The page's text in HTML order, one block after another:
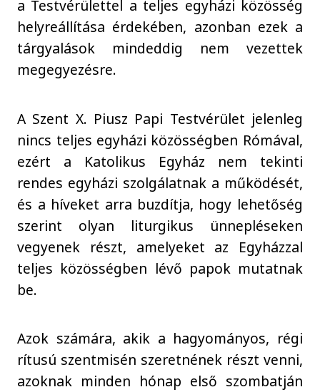
a Testvérülettel a teljes egyházi közösség
helyreállítása érdekében, azonban ezek a
tárgyalások mindeddig nem vezettek
megegyezésre.
A Szent X. Piusz Papi Testvérület jelenleg
nincs teljes egyházi közösségben Rómával,
ezért a Katolikus Egyház nem tekinti
rendes egyházi szolgálatnak a működését,
és a híveket arra buzdítja, hogy lehetőség
szerint olyan liturgikus ünnepléseken
vegyenek részt, amelyeket az Egyházzal
teljes közösségben lévő papok mutatnak
be.
Azok számára, akik a hagyományos, régi
rítusú szentmisén szeretnének részt venni,
azoknak minden hónap első szombatján